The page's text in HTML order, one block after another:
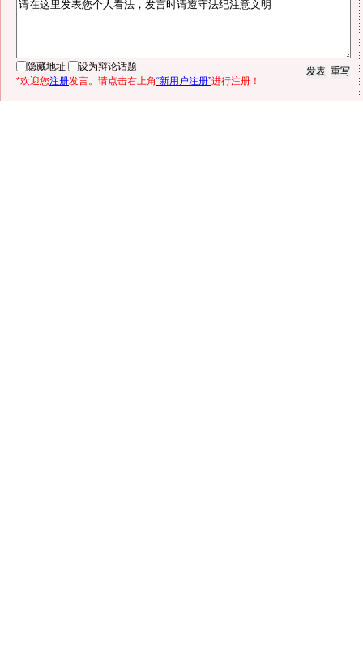
隐藏地址
设为辩论话题
*欢迎您注册发言。请点击右上角“新用户注册”进行注册！